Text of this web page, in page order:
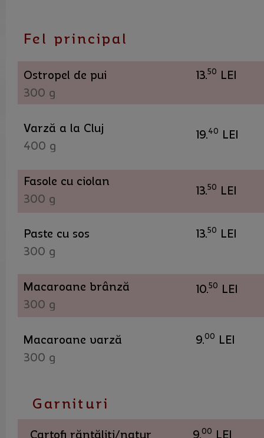
Fel principal
Ostropel de pui
300 g
13.50 LEI
Varză a la Cluj
400 g
19.40 LEI
Fasole cu ciolan
300 g
13.50 LEI
Paste cu sos
300 g
13.50 LEI
Macaroane brânză
300 g
10.50 LEI
Macaroane varză
300 g
9.00 LEI
Garnituri
Cartofi răntăliți/natur
9.00 LEI